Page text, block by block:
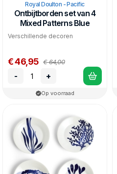
Royal Doulton - Pacific
Ontbijtborden set van 4
Mixed Patterns Blue
Verschillende decoren
€ 46,95 € 64,00
- +
Op voorraad